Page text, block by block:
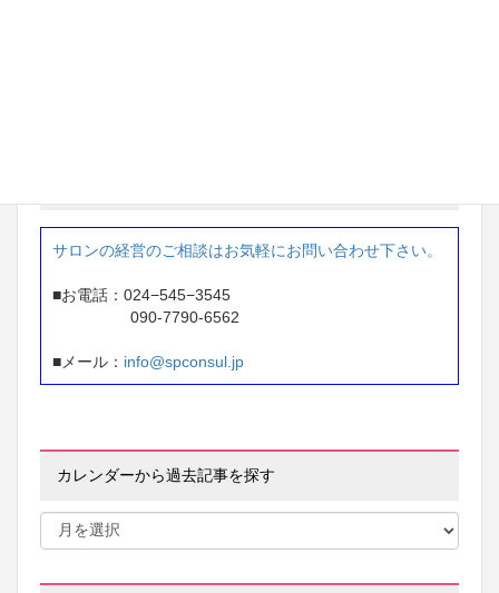
サロンの経営のご相談はお気軽にお問い合わせ下さい。
■お電話：024−545−3545
090-7790-6562
■メール： info@spconsul.jp
カレンダーから過去記事を探す